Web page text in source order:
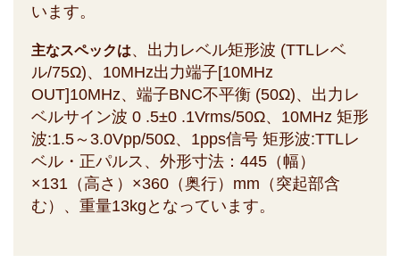
います。
主なスペックは、出力レベル矩形波 (TTLレベ
ル/75Ω)、10MHz出力端子[10MHz
OUT]10MHz、端子BNC不平衡 (50Ω)、出力レ
ベルサイン波 0 .5±0 .1Vrms/50Ω、10MHz 矩形
波:1.5～3.0Vpp/50Ω、1pps信号 矩形波:TTLレ
ベル・正パルス、外形寸法：445（幅）
×131（高さ）×360（奥行）mm（突起部含
む）、重量13kgとなっています。